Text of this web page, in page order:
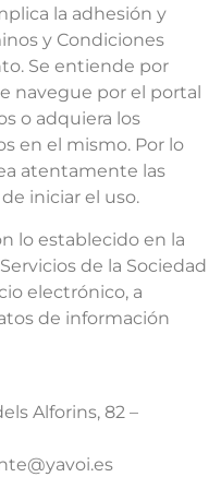
la adhesión y
y Condiciones
Se entiende por
navegue por el portal
o adquiera los
en el mismo. Por lo
atentamente las
iniciar el uso.
lo establecido en la
de la Sociedad
electrónico, a
de información
Alforins, 82 –